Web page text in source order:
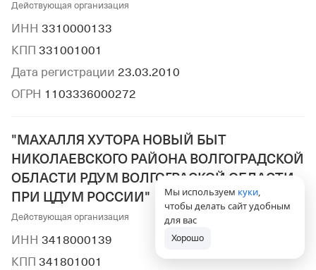
Действующая организация
ИНН 3310000133
КПП 331001001
Дата регистрации 23.03.2010
ОГРН 1103336000272
"МАХАЛЛЯ ХУТОРА НОВЫЙ БЫТ
НИКОЛАЕВСКОГО РАЙОНА ВОЛГОГРАДСКОЙ
ОБЛАСТИ РДУМ ВОЛГОГРАСКОЙ ОБЛАСТИ
ПРИ ЦДУМ РОССИИ"
Действующая организация
ИНН 3418000139
КПП 341801001
Мы используем куки,
чтобы делать сайт удобным
для вас
Хорошо